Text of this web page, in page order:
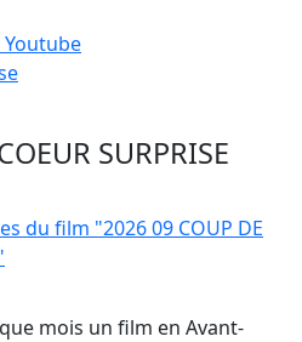
SURPRISE
du film "2026 09 COUP DE
mois un film en Avant-